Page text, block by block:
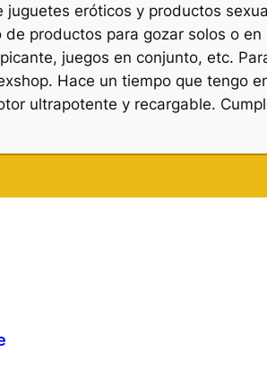
eróticos y productos
productos para gozar solos o
juegos en conjunto, etc.
Hace un tiempo que tengo
ultrapotente y recargable.